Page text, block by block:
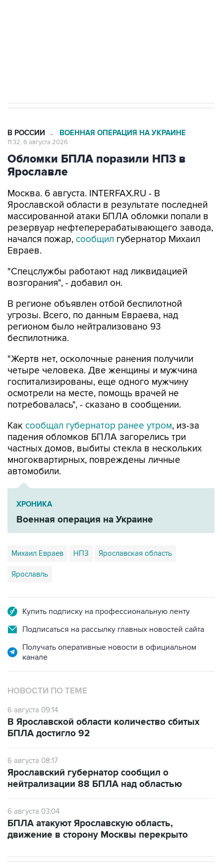
В РОССИИ → ВОЕННАЯ ОПЕРАЦИЯ НА УКРАИНЕ
11:32, 6 августа 2026
Обломки БПЛА поразили НПЗ в
Ярославле
Москва. 6 августа. INTERFAX.RU - В
Ярославской области в результате последней
массированной атаки БПЛА обломки попали в
резервуар нефтеперерабатывающего завода,
начался пожар, сообщил губернатор Михаил
Евраев.
"Спецслужбы работают над ликвидацией
возгорания", - добавил он.
В регионе объявлен отбой беспилотной
угрозы. Всего, по данным Евраева, над
регионом было нейтрализовано 93
беспилотника.
"Жертв нет, осколочные ранения получили
четыре человека. Две женщины и мужчина
госпитализированы, еще одного мужчину
осмотрели на месте, помощь врачей не
потребовалась", - сказано в сообщении.
Как сообщал губернатор ранее утром, из-за
падения обломков БПЛА загорелись три
частных домов, выбиты стекла в нескольких
многоквартирных, повреждены личные
автомобили.
ХРОНИКА
Военная операция на Украине
Михаил Евраев НПЗ Ярославская область
Ярославль
Купить подписку на профессиональную ленту
Подписаться на рассылку главных новостей сайта
Получать оперативные новости в официальном
канале
НОВОСТИ ПО ТЕМЕ
6 августа 09:14
В Ярославской области количество сбитых
БПЛА достигло 92
6 августа 08:17
Ярославский губернатор сообщил о
нейтрализации 88 БПЛА над областью
6 августа 03:04
БПЛА атакуют Ярославскую область,
движение в сторону Москвы перекрыто